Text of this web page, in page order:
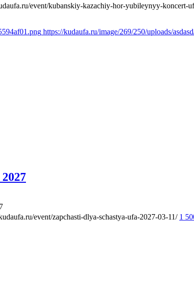
event/kubanskiy-kazachiy-hor-yubileynyy-koncert-
https://kudaufa.ru/image/269/250/uploads/
event/zapchasti-dlya-schastya-ufa-2027-03-11/ 1